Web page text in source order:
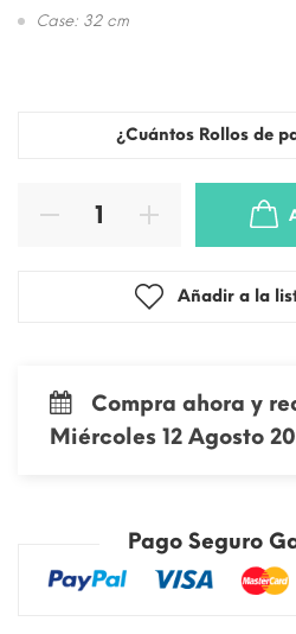
Case: 32 cm
¿Cuántos Rollos de
Añadir a la
Compra ahora y
Miércoles 12 Agosto
Pago Seguro